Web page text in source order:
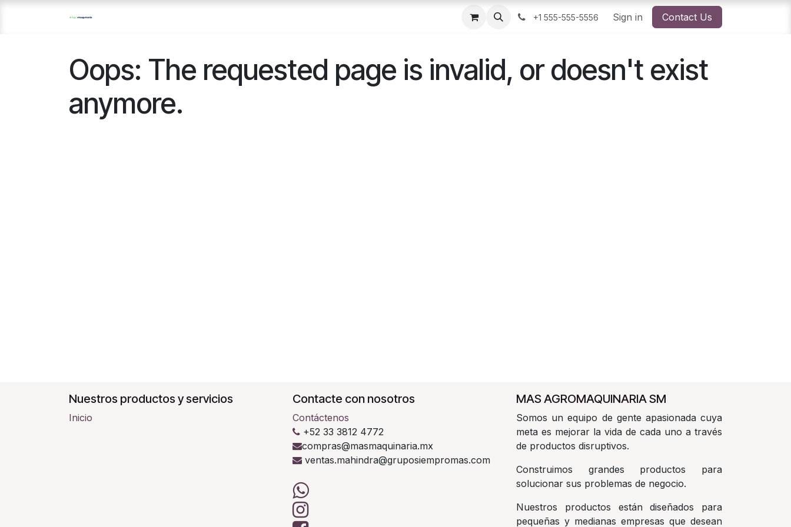
+1 555-555-5556 Sign in Contact Us
Oops: The requested page is invalid, or doesn't exist
anymore.
Nuestros productos y servicios
Inicio
Contacte con nosotros
Contáctenos
+52 33 3812 4772
compras@masmaquinaria.mx
ventas.mahindra@gruposiempromas.com
MAS AGROMAQUINARIA SM
Somos un equipo de gente apasionada cuya
meta es mejorar la vida de cada uno a través
de productos disruptivos.
Construimos grandes productos para
solucionar sus problemas de negocio.
Nuestros productos están diseñados para
pequeñas y medianas empresas que desean